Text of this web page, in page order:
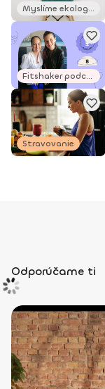
Myslíme ekologicky!
Fitshaker podcasty
Stravovanie
Odporúčame ti